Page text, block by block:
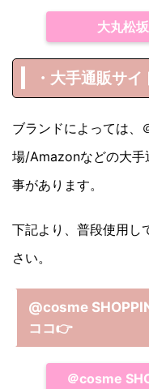
大丸松
・大手通販サ
ブランドによっては
場/Amazonなどの大手
事があります。
下記より、普段使用し
さい。
@cosme
ココ👉
＠cosme